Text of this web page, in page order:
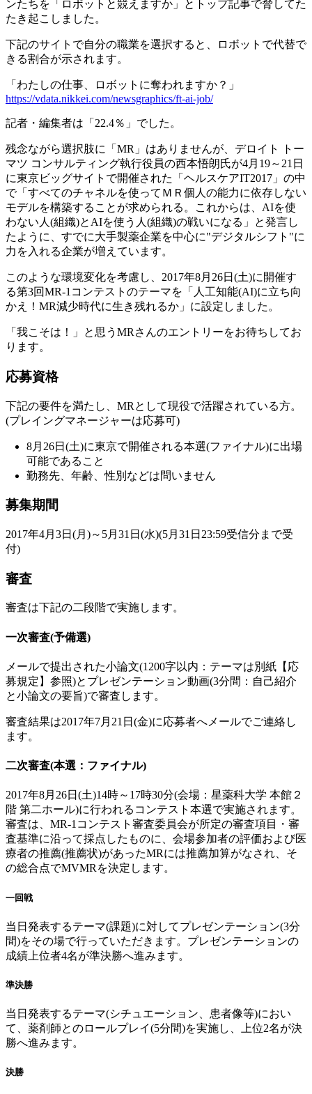
ンたちを「ロボットと競えますか」とトップ記事で脅してた
たき起こしました。
下記のサイトで自分の職業を選択すると、ロボットで代替で
きる割合が示されます。
「わたしの仕事、ロボットに奪われますか？」
https://vdata.nikkei.com/newsgraphics/ft-ai-job/
記者・編集者は「22.4％」でした。
残念ながら選択肢に「MR」はありませんが、デロイト トー
マツ コンサルティング執行役員の西本悟朗氏が4月19～21日
に東京ビッグサイトで開催された「ヘルスケアIT2017」の中
で「すべてのチャネルを使ってＭＲ個人の能力に依存しない
モデルを構築することが求められる。これからは、AIを使
わない人(組織)とAIを使う人(組織)の戦いになる」と発言し
たように、すでに大手製薬企業を中心に"デジタルシフト"に
力を入れる企業が増えています。
このような環境変化を考慮し、2017年8月26日(土)に開催す
る第3回MR-1コンテストのテーマを「人工知能(AI)に立ち向
かえ！MR減少時代に生き残れるか」に設定しました。
「我こそは！」と思うMRさんのエントリーをお待ちしてお
ります。
応募資格
下記の要件を満たし、MRとして現役で活躍されている方。
(プレイングマネージャーは応募可)
8月26日(土)に東京で開催される本選(ファイナル)に出場
可能であること
勤務先、年齢、性別などは問いません
募集期間
2017年4月3日(月)～5月31日(水)(5月31日23:59受信分まで受
付)
審査
審査は下記の二段階で実施します。
一次審査(予備選)
メールで提出された小論文(1200字以内：テーマは別紙【応
募規定】参照)とプレゼンテーション動画(3分間：自己紹介
と小論文の要旨)で審査します。
審査結果は2017年7月21日(金)に応募者へメールでご連絡し
ます。
二次審査(本選：ファイナル)
2017年8月26日(土)14時～17時30分(会場：星薬科大学 本館２
階 第二ホール)に行われるコンテスト本選で実施されます。
審査は、MR-1コンテスト審査委員会が所定の審査項目・審
査基準に沿って採点したものに、会場参加者の評価および医
療者の推薦(推薦状)があったMRには推薦加算がなされ、そ
の総合点でMVMRを決定します。
一回戦
当日発表するテーマ(課題)に対してプレゼンテーション(3分
間)をその場で行っていただきます。プレゼンテーションの
成績上位者4名が準決勝へ進みます。
準決勝
当日発表するテーマ(シチュエーション、患者像等)におい
て、薬剤師とのロールプレイ(5分間)を実施し、上位2名が決
勝へ進みます。
決勝